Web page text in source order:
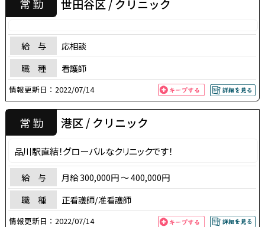
常 勤 世田谷区 / クリニック
給 与
応相談
職 種
看護師
情報更新日： 2022/07/14
常 勤 港区 / クリニック
品川駅直結！グローバルなクリニックです！
給 与
月給 300,000円 〜 400,000円
職 種
正看護師/准看護師
情報更新日：2022/07/14